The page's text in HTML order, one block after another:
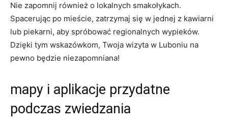
Nie zapomnij również o lokalnych smakołykach.
Spacerując po mieście, zatrzymaj się w jednej z kawiarni
lub piekarni, aby spróbować regionalnych wypieków.
Dzięki tym wskazówkom, Twoja wizyta w Luboniu na
pewno będzie niezapomniana!
mapy i aplikacje przydatne
podczas zwiedzania